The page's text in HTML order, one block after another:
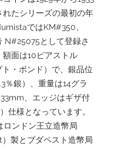
れたシリーズの最初の年
ではKM#350、
N#25075として登録さ
額面は10ピアストル
ト・ポンド）で、銀品位
％銀）、重量は14グラ
、エッジはギザ付
仕様となっています。
ロンドン王立造幣局
）製とブダペスト造幣局